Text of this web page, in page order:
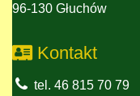
96-130 Głuchów
Kontakt
tel. 46 815 70 79